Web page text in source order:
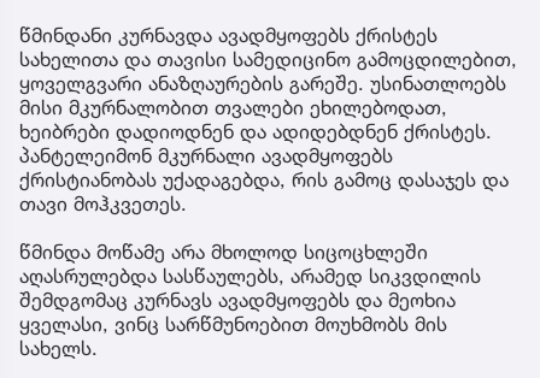
წმინდანი კურნავდა ავადმყოფებს ქრისტეს
სახელითა და თავისი სამედიცინო გამოცდილებით,
ყოველგვარი ანაზღაურების გარეშე. უსინათლოებს
მისი მკურნალობით თვალები ეხილებოდათ,
ხეიბრები დადიოდნენ და ადიდებდნენ ქრისტეს.
პანტელეიმონ მკურნალი ავადმყოფებს
ქრისტიანობას უქადაგებდა, რის გამოც დასაჯეს და
თავი მოჰკვეთეს.
წმინდა მოწამე არა მხოლოდ სიცოცხლეში
აღასრულებდა სასწაულებს, არამედ სიკვდილის
შემდგომაც კურნავს ავადმყოფებს და მეოხია
ყველასი, ვინც სარწმუნოებით მოუხმობს მის
სახელს.